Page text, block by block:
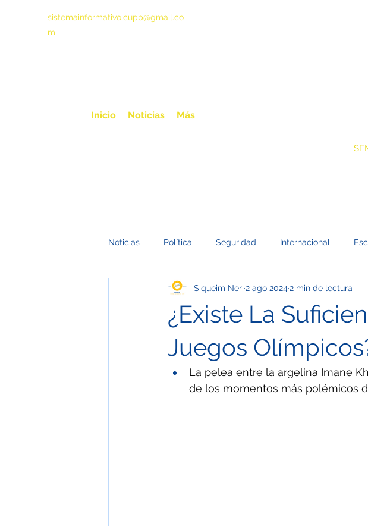
sistemainformativo.cupp@gmail.co
m
Inicio Noticias Más
Noticias Política Seguridad Internacional
Media Geek Especial Opinión Info Cupp
Educación y Comunicación Clima
ESPECIAL / MUSEOS Especial /
¿Existe La
Juegos
Siqueim Neri 2 ago 20242 min de lectura
La pelea entre la argelina Imane
de los momentos más polémicos